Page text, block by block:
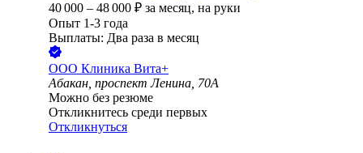
40 000 – 48 000 ₽ за месяц, на руки
Опыт 1-3 года
Выплаты: Два раза в месяц
ООО Клиника Вита+
Абакан, проспект Ленина, 70А
Можно без резюме
Откликнитесь среди первых
Откликнуться